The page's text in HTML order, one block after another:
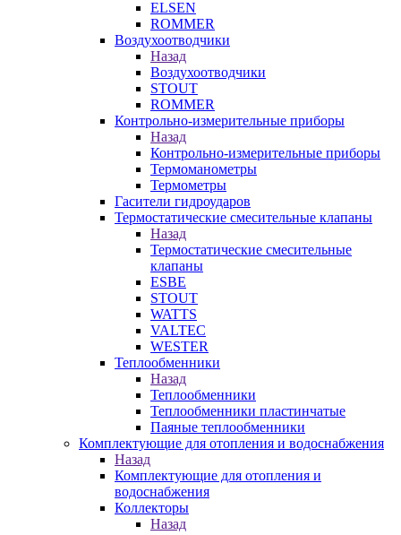
ELSEN
ROMMER
Воздухоотводчики
Назад
Воздухоотводчики
STOUT
ROMMER
Контрольно-измерительные приборы
Назад
Контрольно-измерительные приборы
Термоманометры
Термометры
Гасители гидроударов
Термостатические смесительные клапаны
Назад
Термостатические смесительные
клапаны
ESBE
STOUT
WATTS
VALTEC
WESTER
Теплообменники
Назад
Теплообменники
Теплообменники пластинчатые
Паяные теплообменники
Комплектующие для отопления и водоснабжения
Назад
Комплектующие для отопления и
водоснабжения
Коллекторы
Назад